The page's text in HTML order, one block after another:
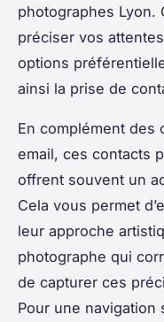
photographes Lyon.
préciser vos
options
ainsi la prise de
En complément des
email, ces contacts
offrent souvent un
Cela vous permet
leur approche
photographe qui
de capturer ces
Pour une